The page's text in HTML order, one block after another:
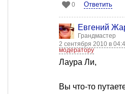
0 Ответить
Евгений
Грандмастер
2 сентября 2010 в
модератору
Лаура Ли,
Вы что-то